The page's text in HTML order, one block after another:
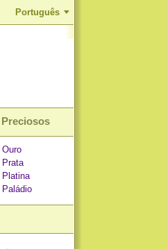
Português
Preciosos
Prata
Platina
Paládio